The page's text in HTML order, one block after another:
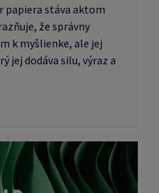
papiera stáva aktom
že správny
k myšlienke, ale jej
jej dodáva silu, výraz a